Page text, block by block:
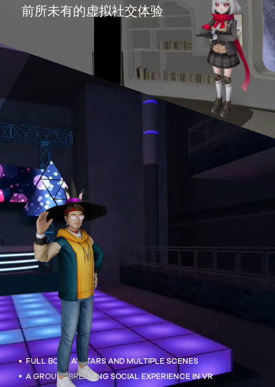
前所未有的虚拟社交体验
FULL BODY AVATARS AND MULTIPLE SCENES
A GROUNDBREAKING SOCIAL EXPERIENCE IN VR